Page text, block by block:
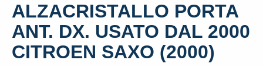
ALZACRISTALLO PORTA
ANT. DX. USATO DAL 2000
CITROEN SAXO (2000)